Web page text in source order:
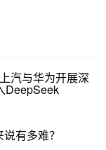
汽与华为开展深
DeepSeek
有多难？